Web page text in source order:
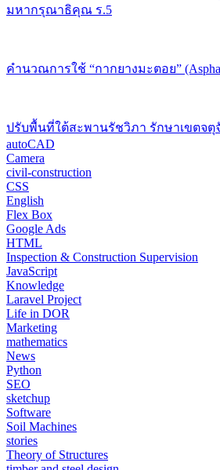
มหากรุณาธิคุณ ร.5
คำนวณการใช้ “กากยางมะตอย”
ปรับพื้นที่ใต้สะพานรัชวิภา รักษาเขตจตุ
autoCAD
Camera
civil-construction
CSS
English
Flex Box
Google Ads
HTML
Inspection & Construction Supervision
JavaScript
Knowledge
Laravel Project
Life in DOR
Marketing
mathematics
News
Python
SEO
sketchup
Software
Soil Machines
stories
Theory of Structures